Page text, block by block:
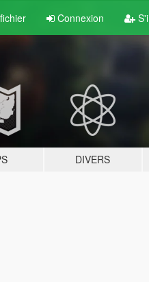
Connexion
DIVERS